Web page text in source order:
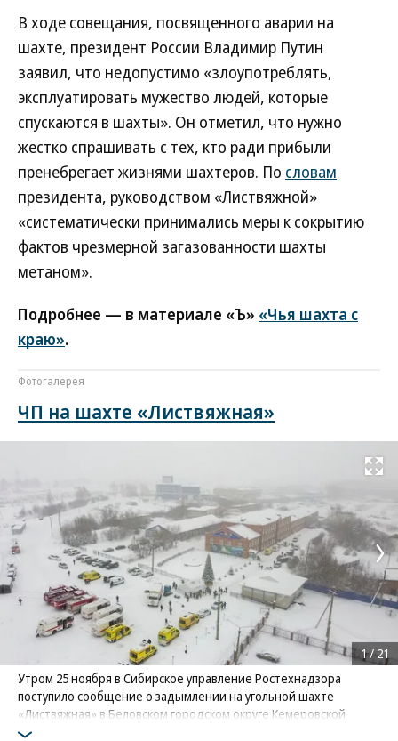
В ходе совещания, посвященного аварии на
шахте, президент России Владимир Путин
заявил, что недопустимо «злоупотреблять,
эксплуатировать мужество людей, которые
спускаются в шахты». Он отметил, что нужно
жестко спрашивать с тех, кто ради прибыли
пренебрегает жизнями шахтеров. По словам
президента, руководством «Листвяжной»
«систематически принимались меры к сокрытию
фактов чрезмерной загазованности шахты
метаном».
Подробнее — в материале «Ъ» «Чья шахта с
краю».
Фотогалерея
ЧП на шахте «Листвяжная»
Развернуть
Утром 25 ноября в Сибирское управление Ростехнадзора
поступило сообщение о задымлении на угольной шахте
«Листвяжная» в Беловском городском округе Кемеровской
области
1/21